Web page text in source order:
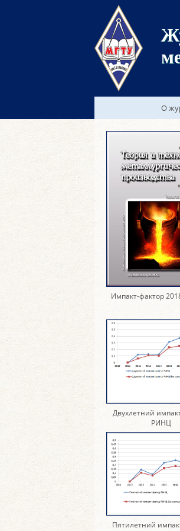
О
Импакт-фактор
Двухлетний
РИНЦ
Пятилетний